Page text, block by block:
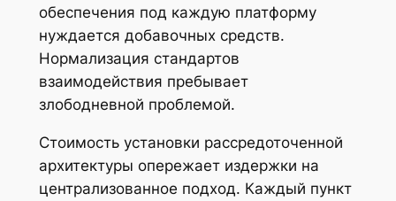
обеспечения под каждую платформу
нуждается добавочных средств.
Нормализация стандартов
взаимодействия пребывает
злободневной проблемой.
Стоимость установки рассредоточенной
архитектуры опережает издержки на
централизованное подход. Каждый пункт